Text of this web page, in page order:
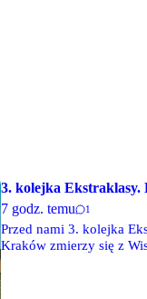
3. kolejka Ekstraklasy.
7 godz. temu
1
Przed nami 3. kolejka
Kraków zmierzy się z